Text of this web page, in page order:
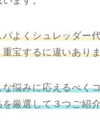
よくシュレッダー
宝するに違いあり
悩みに応えるべく
厳選して３つご紹